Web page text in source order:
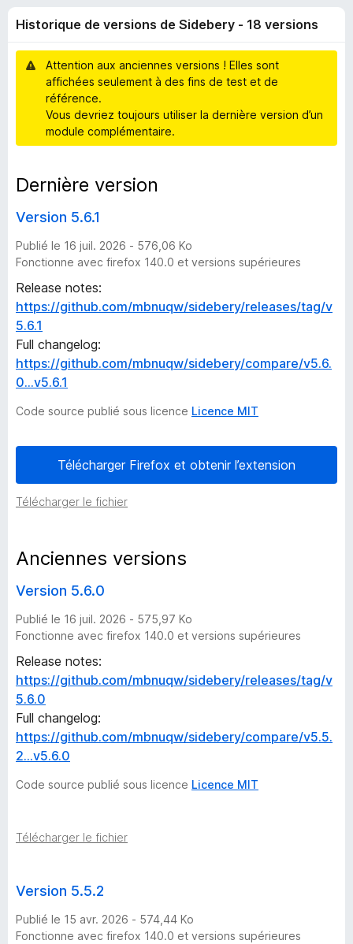
a
t
e
u
r
i
x
i
q
u
e
e
v
e
r
s
i
o
n
s
d
e
S
i
d
e
b
r
y
-
Historique de versions de Sidebery - 18 versions
Attention aux anciennes versions ! Elles sont
affichées seulement à des fins de test et de
référence.
Vous devriez toujours utiliser la dernière version d’un
module complémentaire.
Dernière version
Version 5.6.1
Publié le 16 juil. 2026 - 576,06 Ko
Fonctionne avec firefox 140.0 et versions supérieures
Release notes:
https://github.com/mbnuqw/sidebery/releases/tag/v
5.6.1
Full changelog:
https://github.com/mbnuqw/sidebery/compare/v5.6.
0...v5.6.1
Code source publié sous licence Licence MIT
Télécharger Firefox et obtenir l’extension
Télécharger le fichier
Anciennes versions
Version 5.6.0
Publié le 16 juil. 2026 - 575,97 Ko
Fonctionne avec firefox 140.0 et versions supérieures
Release notes:
https://github.com/mbnuqw/sidebery/releases/tag/v
5.6.0
Full changelog:
https://github.com/mbnuqw/sidebery/compare/v5.5.
2...v5.6.0
Code source publié sous licence Licence MIT
Télécharger le fichier
Version 5.5.2
Publié le 15 avr. 2026 - 574,44 Ko
Fonctionne avec firefox 140.0 et versions supérieures